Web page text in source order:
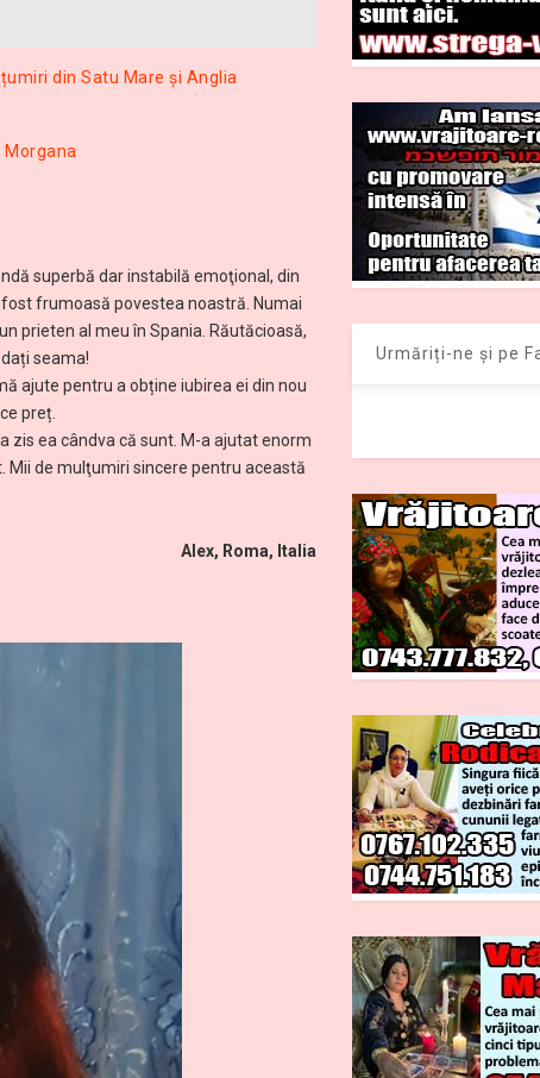
din Satu Mare și Anglia
superbă dar instabilă emoţional, din
frumoasă povestea noastră. Numai
prieten al meu în Spania. Răutăcioasă,
seama!
ajute pentru a obține iubirea ei din nou
preț.
zis ea cândva că sunt. M-a ajutat enorm
Mii de mulţumiri sincere pentru această
Alex, Roma, Italia
Urmăriți-ne și pe